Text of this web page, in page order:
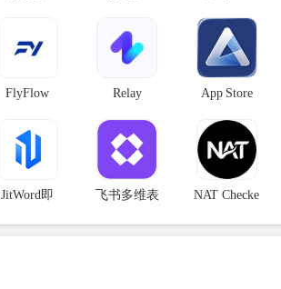
FlyFlow Relay App Store
JitWord即 飞书多维表 NAT Checke